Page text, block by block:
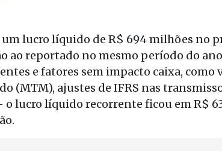
lucro líquido de R$ 694 milhões no
ao reportado no mesmo período do
e fatores sem impacto caixa, como
(MTM), ajustes de IFRS nas
lucro líquido recorrente ficou em R$